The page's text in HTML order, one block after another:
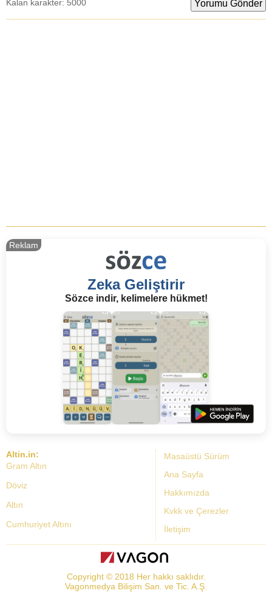
Kalan karakter: 5000
Zeka Geliştirir
Sözce indir, kelimelere hükmet!
Reklam
Masaüstü Sürüm
Ana Sayfa
Hakkımızda
Kvkk ve Çerezler
İletişim
Altin.in:
Gram Altın
Döviz
Altın
Cumhuriyet Altını
Dolar Kuru
Copyright © 2018 Her hakkı saklıdır.
Vagonmedya Bilişim San. ve Tic. A.Ş.